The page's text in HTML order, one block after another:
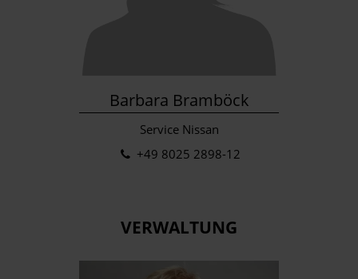
Barbara Bramböck
Service Nissan
+49 8025 2898-12
VERWALTUNG